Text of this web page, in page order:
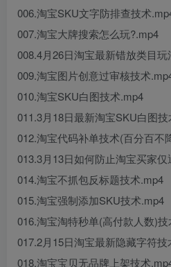
006.淘宝SKU文字防排查技术
007.淘宝大牌搜索怎么玩?.mp4
008.4月26日淘宝最新错放类目玩
009.淘宝图片创意过审核技术
010.淘宝SKU白图技术.mp4
011.3月18日最新淘宝SKU白图
012.淘宝代码补单技术(百分百不
013.3月13日如何防止淘宝买家仅
014.淘宝不抓包反标题技术.mp4
015.淘宝强制添加SKU技术.mp4
016.淘宝淘特秒单(高付款人数)
017.2月15日淘宝最新隐藏字符
018.淘宝宝贝无品牌上架技术